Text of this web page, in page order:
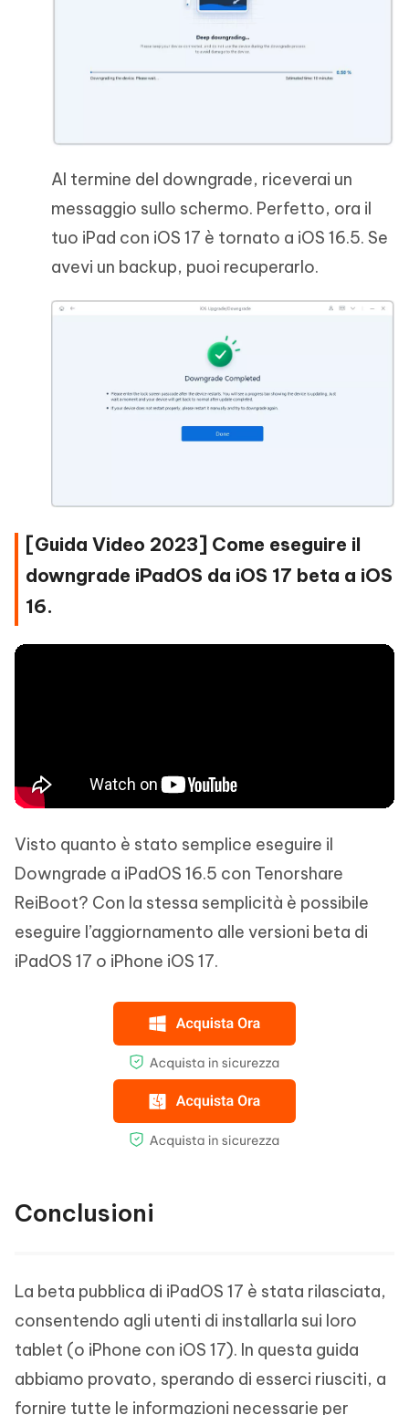
Al termine del downgrade, riceverai un
messaggio sullo schermo. Perfetto, ora il
tuo iPad con iOS 17 è tornato a iOS 16.5. Se
avevi un backup, puoi recuperarlo.
[Guida Video 2023] Come eseguire il
downgrade iPadOS da iOS 17 beta a iOS
16.
Visto quanto è stato semplice eseguire il
Downgrade a iPadOS 16.5 con Tenorshare
ReiBoot? Con la stessa semplicità è possibile
eseguire l’aggiornamento alle versioni beta di
iPadOS 17 o iPhone iOS 17.
Conclusioni
La beta pubblica di iPadOS 17 è stata rilasciata,
consentendo agli utenti di installarla sui loro
tablet (o iPhone con iOS 17). In questa guida
abbiamo provato, sperando di esserci riusciti, a
fornire tutte le informazioni necessarie per